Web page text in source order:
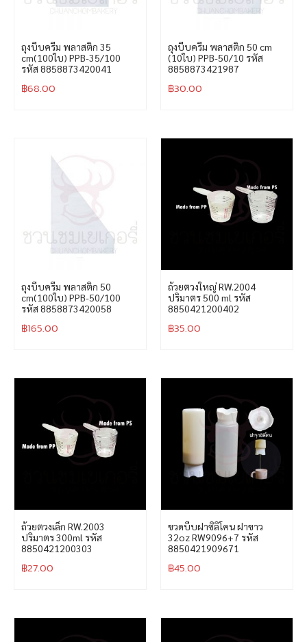
ถุงบีบครีม พลาสติก 35
cm(100ใบ) PPB-35/100
รหัส 8858873420041
฿68.00
ถุงบีบครีม พลาสติก 50 cm
(10ใบ) PPB-50/10 รหัส
8858873421987
฿30.00
ถุงบีบครีม พลาสติก 50
cm(100ใบ) PPB-50/100
รหัส 8858873420058
฿165.00
ถ้วยตวงใหญ่ RW.2004
ปริมาตร 500 ml รหัส
8850421200402
฿35.00
ถ้วยตวงเล็ก RW.2003
ปริมาตร 300ml รหัส
8850421200303
฿27.00
ขวดบีบฝาซิลิโคน ฝาขาว
32oz RW9096+7 รหัส
8850421909671
฿45.00